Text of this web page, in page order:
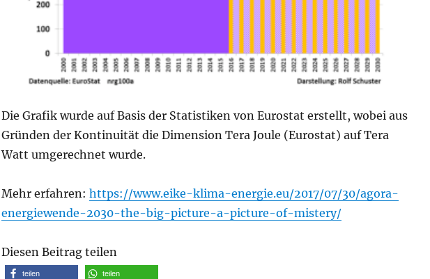
Die Grafik wurde auf Basis der Statistiken von Eurostat erstellt, wobei aus
Gründen der Kontinuität die Dimension Tera Joule (Eurostat) auf Tera
Watt umgerechnet wurde.
Mehr erfahren: https://www.eike-klima-energie.eu/2017/07/30/agora-
energiewende-2030-the-big-picture-a-picture-of-mistery/
Diesen Beitrag teilen
teilen teilen